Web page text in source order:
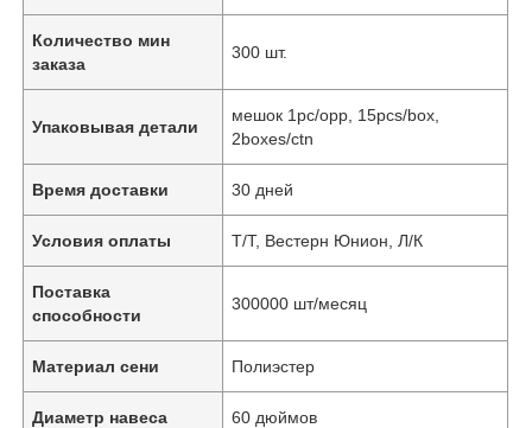
Количество мин
заказа
300 шт.
Упаковывая детали
мешок 1pc/opp, 15pcs/box,
2boxes/ctn
Время доставки 30 дней
Условия оплаты Т/Т, Вестерн Юнион, Л/К
Поставка
способности
300000 шт/месяц
Материал сени Полиэстер
Диаметр навеса 60 дюймов